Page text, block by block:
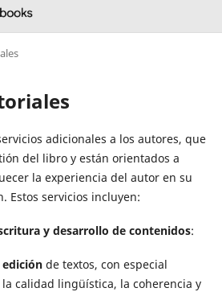
adicionales a los autores, que
del libro y están orientados a
la experiencia del autor en su
Estos servicios incluyen:
y desarrollo de contenidos:
ediciónde textos, con especial
calidad lingüística, la coherencia y